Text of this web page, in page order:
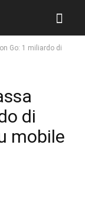
Go: 1 miliardo di
di
mobile